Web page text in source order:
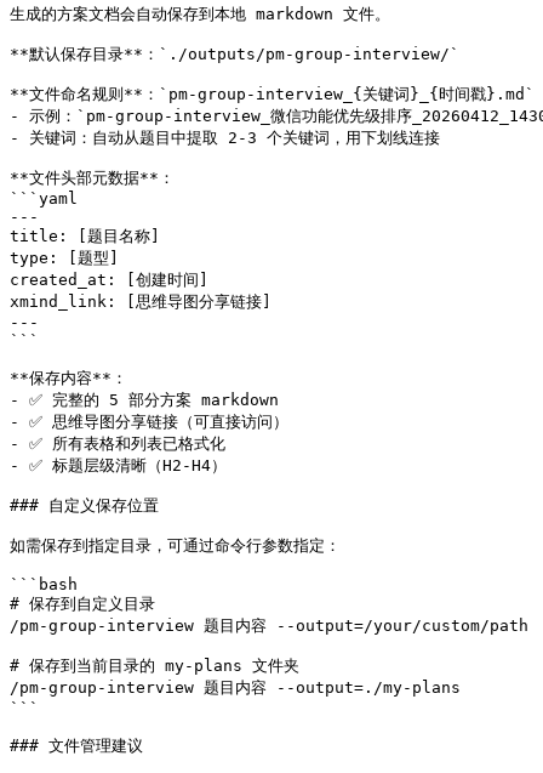
生成的方案文档会自动保存到本地 markdown 文件。
**默认保存目录**：`./outputs/pm-group-interview/`
**文件命名规则**：`pm-group-interview_{关键词}_{时间戳}.md`
- 示例：`pm-group-interview_微信功能优先级排序
- 关键词：自动从题目中提取 2-3 个关键词，用下划线连接
**文件头部元数据**：
```yaml
---
title: [题目名称]
type: [题型]
created_at: [创建时间]
xmind_link: [思维导图分享链接]
---
```
**保存内容**：
- ✅ 完整的 5 部分方案 markdown
- ✅ 思维导图分享链接（可直接访问）
- ✅ 所有表格和列表已格式化
- ✅ 标题层级清晰（H2-H4）
### 自定义保存位置
如需保存到指定目录，可通过命令行参数指定：
```bash
# 保存到自定义目录
/pm-group-interview 题目内容 --output=/your/custom/path
# 保存到当前目录的 my-plans 文件夹
/pm-group-interview 题目内容 --output=./my-plans
```
### 文件管理建议